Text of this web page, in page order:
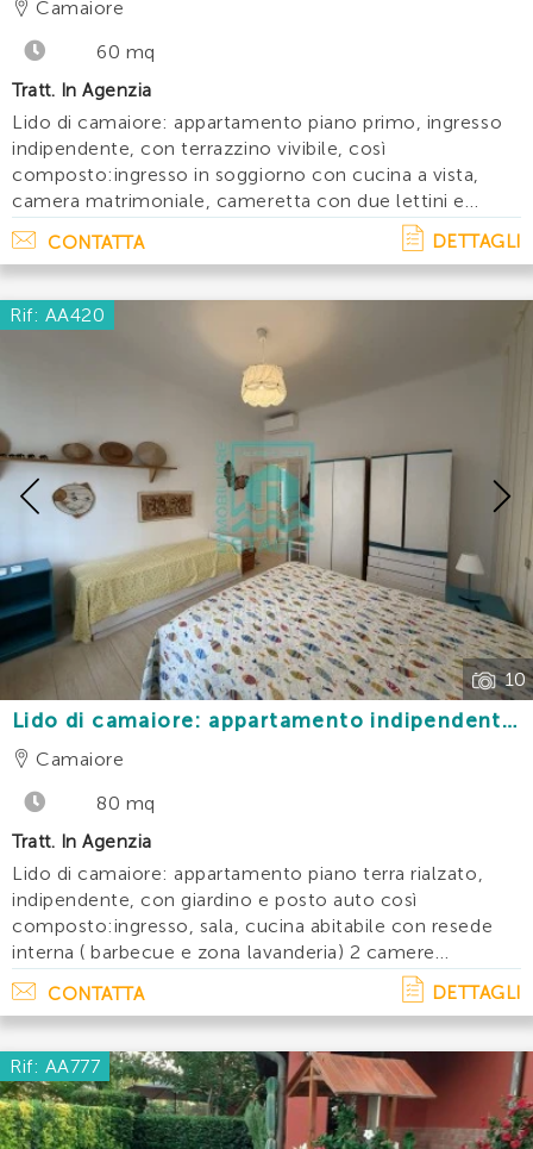
mare
Camaiore
60 mq
Tratt. In Agenzia
Lido di camaiore: appartamento piano primo, ingresso
indipendente, con terrazzino vivibile, così
composto:ingresso in soggiorno con cucina a vista,
camera matrimoniale, cameretta con due lettini e
bagno con doccia. Posto bici nell' area condominiale.
Accessori: tv, lavatricedisponibilita' e prezzi. . .
CONTATTA DETTAGLI
Rif: AA420
10
Previous
Lido di camaiore: appartamento indipendente
piano terra con giardino e posto auto a 300 m
dal mare
Camaiore
80 mq
Tratt. In Agenzia
Lido di camaiore: appartamento piano terra rialzato,
indipendente, con giardino e posto auto così
composto:ingresso, sala, cucina abitabile con resede
interna ( barbecue e zona lavanderia) 2 camere
matrimoniali cameretta e bagno. Accessori: lavatrice,
lavastoviglie, tv aria condizionata. Disponibi. . .
CONTATTA DETTAGLI
Rif: AA777